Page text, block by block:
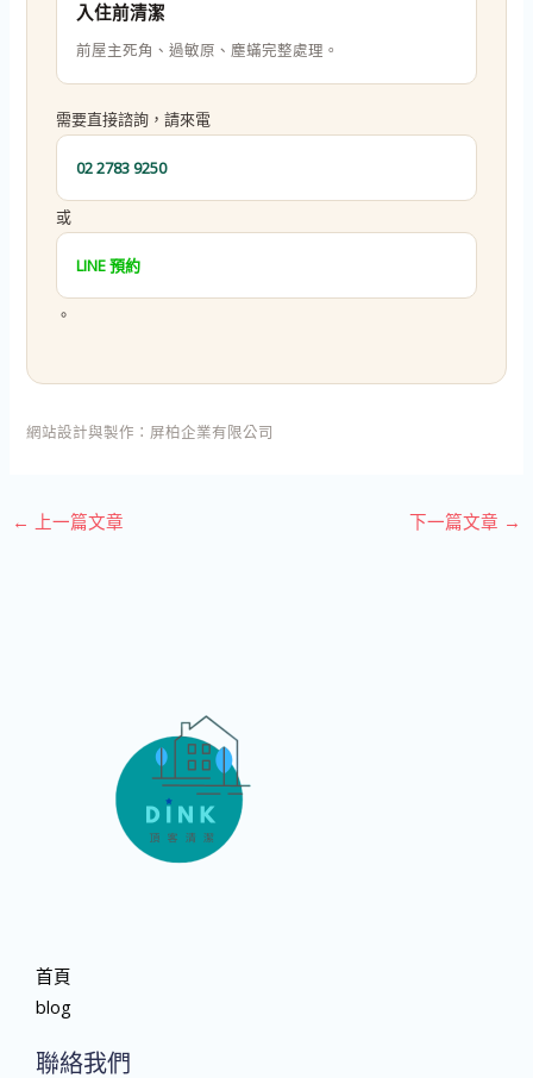
入住前清潔
前屋主死角、過敏原、塵蟎完整處理。
需要直接諮詢，請來電
02 2783 9250
或
LINE 預約
。
網站設計與製作： 屏柏企業有限公司
← 上一篇文章 下一篇文章 →
首頁
blog
聯絡我們